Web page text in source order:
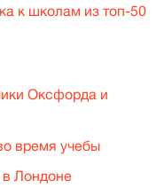
к школам из топ-50
Оксфорда и
время учебы
Лондоне